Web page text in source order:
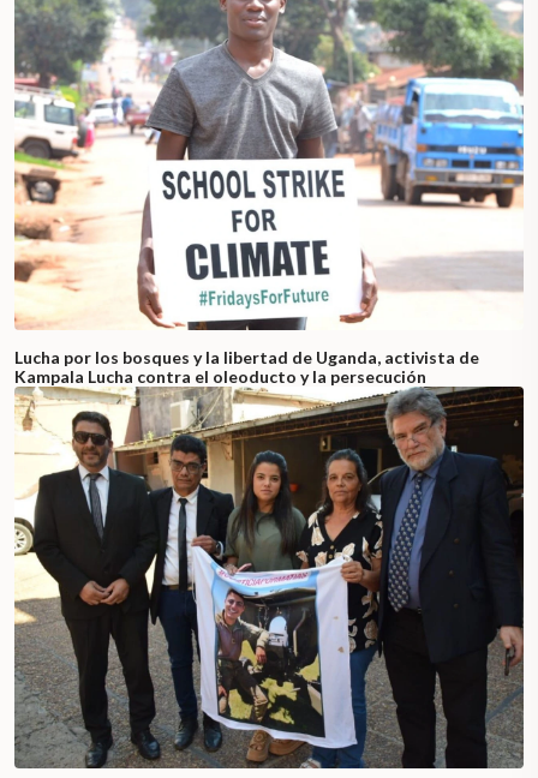
Lucha por los bosques y la libertad de Uganda, activista de
Kampala Lucha contra el oleoducto y la persecución